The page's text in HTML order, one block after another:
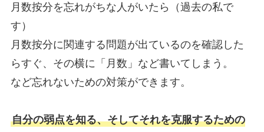
月数按分を忘れがちな人がいたら（過去の私で
す）
月数按分に関連する問題が出ているのを確認した
らすぐ、その横に「月数」など書いてしまう。
など忘れないための対策ができます。
自分の弱点を知る、そしてそれを克服するための